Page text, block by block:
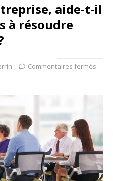
aide-t-il
à résoudre
Commentaires fermés